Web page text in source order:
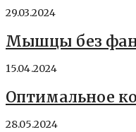
29.03.2024
Мышцы без
15.04.2024
Оптимальное
28.05.2024